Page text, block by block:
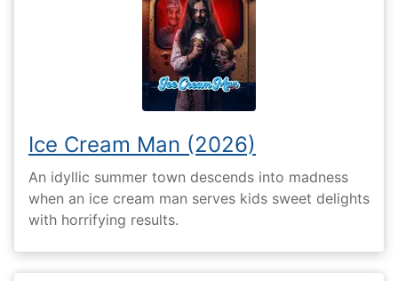
Ice Cream Man (2026)
An idyllic summer town descends into madness
when an ice cream man serves kids sweet delights
with horrifying results.